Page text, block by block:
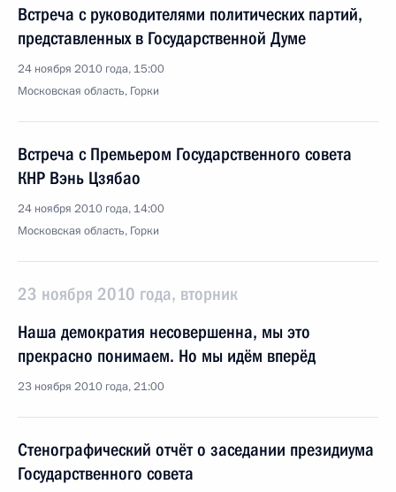
Встреча с руководителями политических партий,
представленных в Государственной Думе
24 ноября 2010 года, 15:00
Московская область, Горки
Встреча с Премьером Государственного совета
КНР Вэнь Цзябао
24 ноября 2010 года, 14:00
Московская область, Горки
23 ноября 2010 года, вторник
Наша демократия несовершенна, мы это
прекрасно понимаем. Но мы идём вперёд
23 ноября 2010 года, 21:00
Стенографический отчёт о заседании президиума
Государственного совета